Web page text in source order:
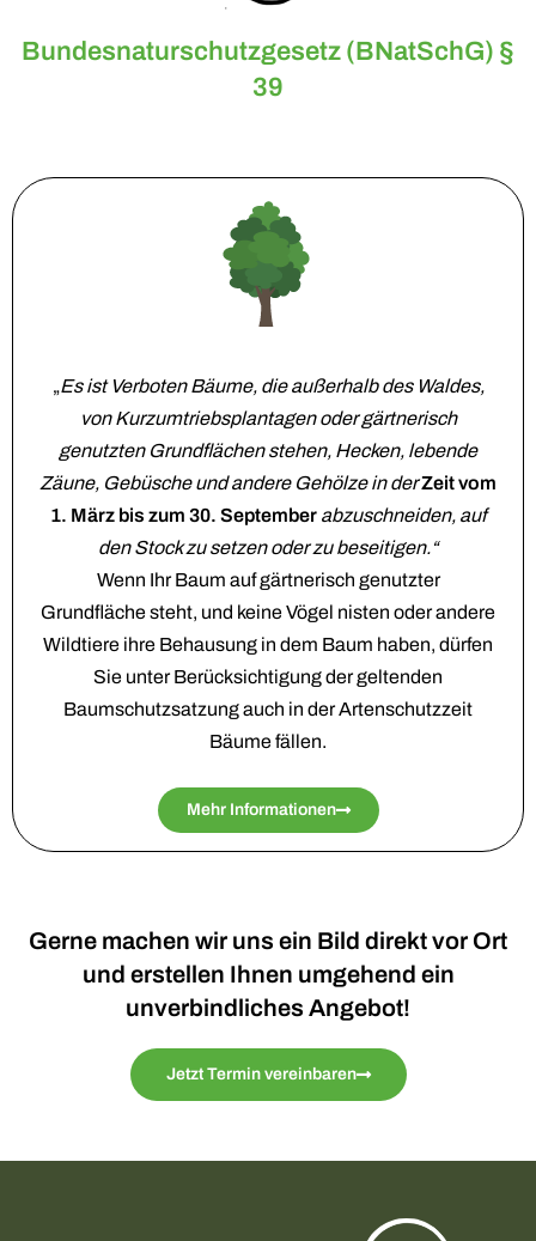
Bundesnaturschutzgesetz (BNatSchG) §
39
„Es ist Verboten Bäume, die außerhalb des Waldes,
von Kurzumtriebsplantagen oder gärtnerisch
genutzten Grundflächen stehen, Hecken, lebende
Zäune, Gebüsche und andere Gehölze in derZeit vom
1. März bis zum 30. September abzuschneiden, auf
den Stock zu setzen oder zu beseitigen.“
Wenn Ihr Baum auf gärtnerisch genutzter
Grundfläche steht, und keine Vögel nisten oder andere
Wildtiere ihre Behausung in dem Baum haben, dürfen
Sie unter Berücksichtigung der geltenden
Baumschutzsatzung auch in der Artenschutzzeit
Bäume fällen.
Mehr Informationen
Gerne machen wir uns ein Bild direkt vor Ort
und erstellen Ihnen umgehend ein
unverbindliches Angebot!
Jetzt Termin vereinbaren